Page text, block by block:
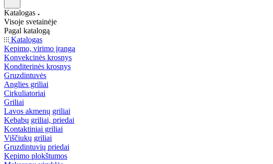
Katalogas
Visoje svetainėje
Pagal katalogą
Katalogas
Kepimo, virimo įranga
Konvekcinės krosnys
Konditerinės krosnys
Gruzdintuvės
Anglies griliai
Cirkuliatoriai
Griliai
Lavos akmenų griliai
Kebabų griliai, priedai
Kontaktiniai griliai
Viščiukų griliai
Gruzdintuvių priedai
Kepimo plokštumos